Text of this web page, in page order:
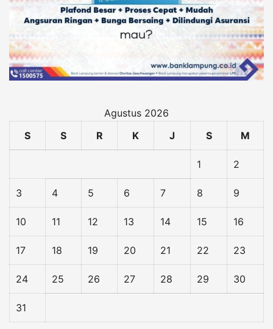
Agustus 2026
S
S R K J S M
1 2
3 4 5 6 7 8 9
10 11 12 13 14 15 16
17 18 19 20 21 22 23
24 25 26 27 28 29 30
31